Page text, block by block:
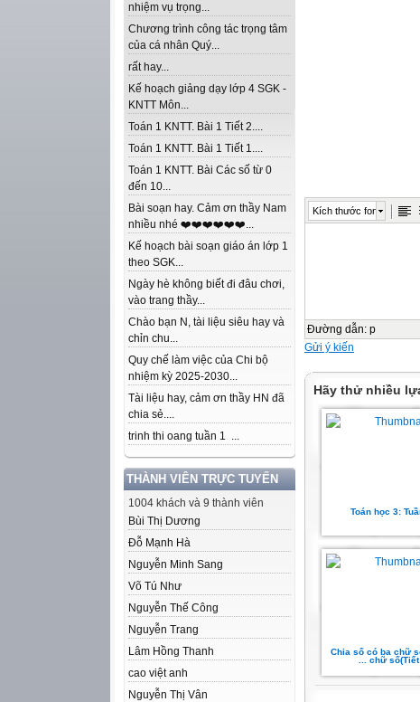
nhiệm vụ trọng...
Chương trình công tác trọng tâm
của cá nhân Quý...
rất hay...
Kế hoạch giảng dạy lớp 4 SGK -
KNTT Môn...
Toán 1 KNTT. Bài 1 Tiết 2....
Toán 1 KNTT. Bài 1 Tiết 1....
Toán 1 KNTT. Bài Các số từ 0
đến 10...
Bài soạn hay. Cảm ơn thầy Nam
nhiều nhé ❤️❤️❤️❤️❤️❤️...
Kế hoạch bài soạn giáo án lớp 1
theo SGK...
Ngày hè không biết đi đâu chơi,
vào trang thầy...
Chào bạn N, tài liệu siêu hay và
chỉn chu...
Quy chế làm việc của Chi bộ
nhiệm kỳ 2025-2030...
Tài liệu hay, cảm ơn thầy HN đã
chia sẻ....
trinh thi oang tuần 1 ...
THÀNH VIÊN TRỰC TUYẾN
1004 khách và 9 thành viên
Bùi Thị Dương
Đỗ Mạnh Hà
Nguyễn Minh Sang
Võ Tú Như
Nguyễn Thế Công
Nguyễn Trang
Lâm Hồng Thanh
cao việt anh
Nguyễn Thị Vân
Kích thước font
Đường dẫn: p
Gửi ý kiến
Hãy thử nhiều
Toán học 3:
Chia số có ba chữ
... chữ